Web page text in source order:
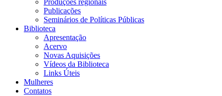
Produções regionais
Publicações
Seminários de Políticas Públicas
Biblioteca
Apresentação
Acervo
Novas Aquisições
Vídeos da Biblioteca
Links Úteis
Mulheres
Contatos